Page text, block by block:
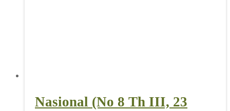
Nasional (No 8 Th III, 23